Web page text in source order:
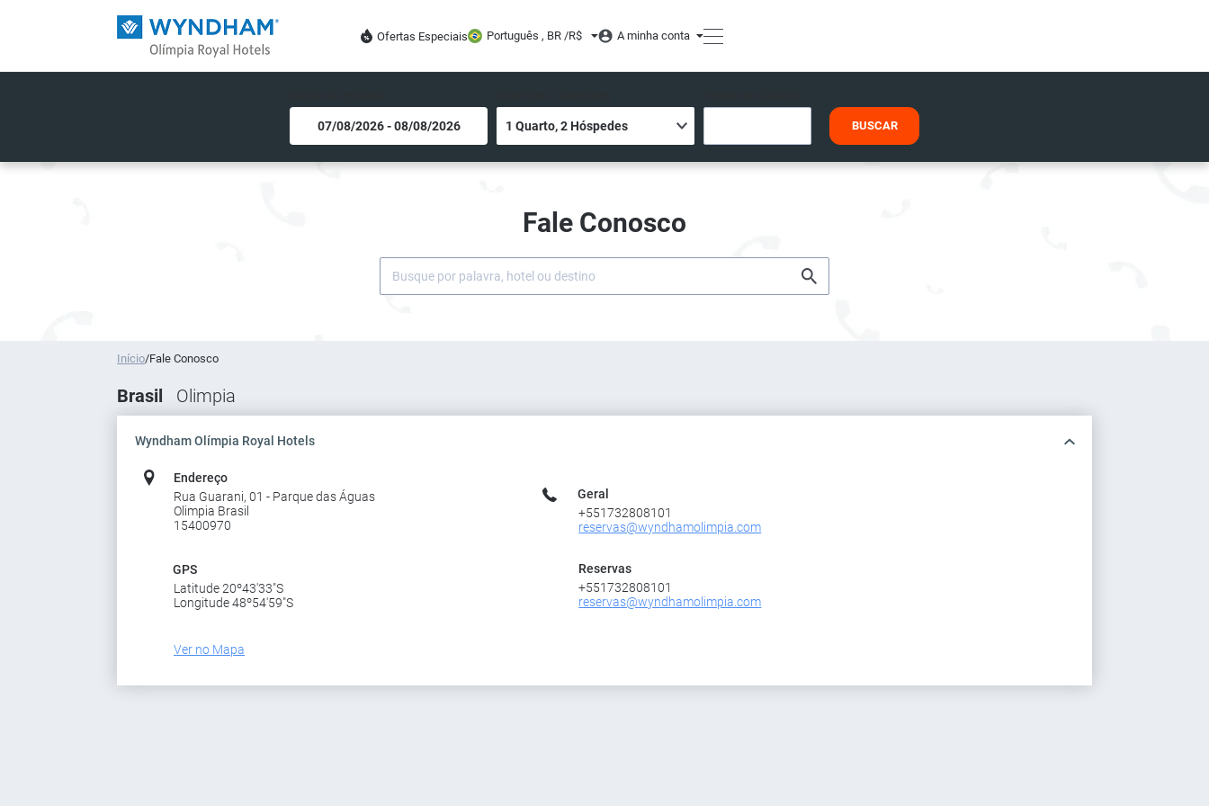
Ofertas Especiais Português , BR /R$ A minha conta
BUSCAR
Fale Conosco
Início/Fale Conosco
Brasil Olimpia
Wyndham Olímpia Royal Hotels
Endereço
Rua Guarani, 01 - Parque das Águas
Olimpia Brasil
15400970
GPS
Latitude 20º43'33"S
Longitude 48º54'59"S
Ver no Mapa
Geral
+551732808101
reservas@wyndhamolimpia.com
Reservas
+551732808101
reservas@wyndhamolimpia.com